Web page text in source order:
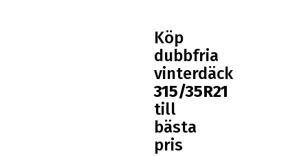
Köp
dubbfria
vinterdäck
315/35R21
till
bästa
pris